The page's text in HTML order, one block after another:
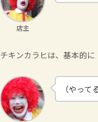
店主
チキンカラヒは、基本的に
（やっ